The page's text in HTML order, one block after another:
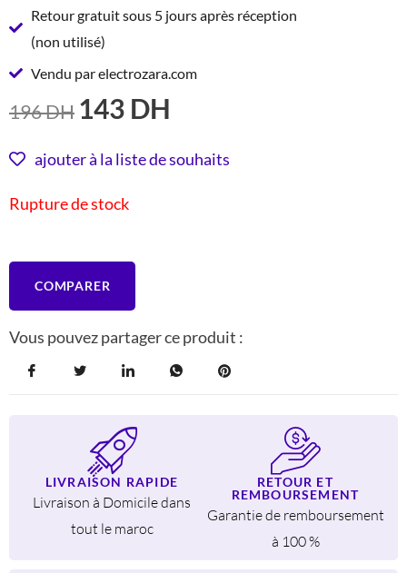
Retour gratuit sous 5 jours après réception
(non utilisé)
Vendu par electrozara.com
196DH LE
INITIAL
196 DH.
143 DH
ACTUEL
ajouter à la liste de souhaits
Rupture de stock
COMPARER
Vous pouvez partager ce produit :
LIVRAISON RAPIDE
Livraison à Domicile dans
tout le maroc
RETOUR ET
REMBOURSEMENT
Garantie de remboursement
à 100 %